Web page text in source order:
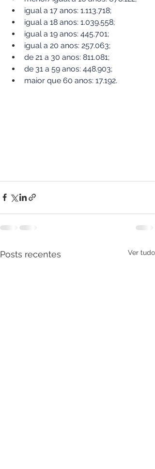
igual a 17 anos: 1.113.718;
igual a 18 anos: 1.039.558;
igual a 19 anos: 445.701;
igual a 20 anos: 257.063;
de 21 a 30 anos: 811.081;
de 31 a 59 anos: 448.903;
maior que 60 anos: 17.192.
Posts recentes Ver tudo